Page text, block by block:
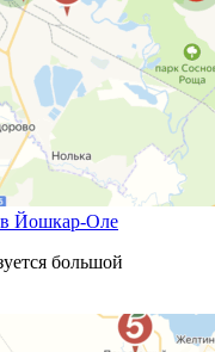
в Йошкар-Оле
большой